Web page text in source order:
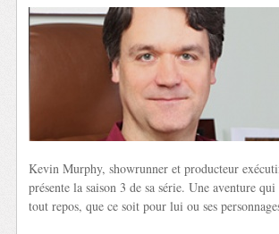
Kevin Murphy, showrunner et producteur
présente la saison 3 de sa série. Une aventure qui
tout repos, que ce soit pour lui ou ses